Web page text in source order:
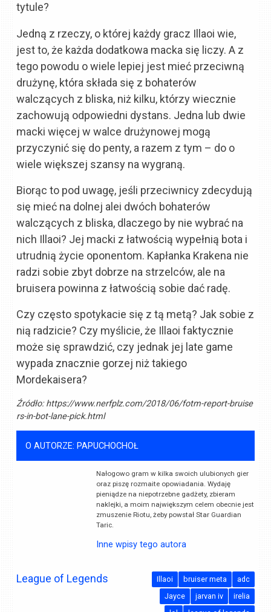
tytule?
Jedną z rzeczy, o której każdy gracz Illaoi wie,
jest to, że każda dodatkowa macka się liczy. A z
tego powodu o wiele lepiej jest mieć przeciwną
drużynę, która składa się z bohaterów
walczących z bliska, niż kilku, którzy wiecznie
zachowują odpowiedni dystans. Jedna lub dwie
macki więcej w walce drużynowej mogą
przyczynić się do penty, a razem z tym – do o
wiele większej szansy na wygraną.
Biorąc to pod uwagę, jeśli przeciwnicy zdecydują
się mieć na dolnej alei dwóch bohaterów
walczących z bliska, dlaczego by nie wybrać na
nich Illaoi? Jej macki z łatwością wypełnią bota i
utrudnią życie oponentom. Kapłanka Krakena nie
radzi sobie zbyt dobrze na strzelców, ale na
bruisera powinna z łatwością sobie dać radę.
Czy często spotykacie się z tą metą? Jak sobie z
nią radzicie? Czy myślicie, że Illaoi faktycznie
może się sprawdzić, czy jednak jej late game
wypada znacznie gorzej niż takiego
Mordekaisera?
Źródło:https://www.nerfplz.com/2018/06/fotm-report-bruise
rs-in-bot-lane-pick.html
O AUTORZE: PAPUCHOCHOŁ
Nałogowo gram w kilka swoich ulubionych gier
oraz piszę rozmaite opowiadania. Wydaję
pieniądze na niepotrzebne gadżety, zbieram
naklejki, a moim największym celem obecnie jest
zmuszenie Riotu, żeby powstał Star Guardian
Taric.
Inne wpisy tego autora
League of Legends adc
bruiser meta
Illaoi
irelia
jarvan iv
Jayce